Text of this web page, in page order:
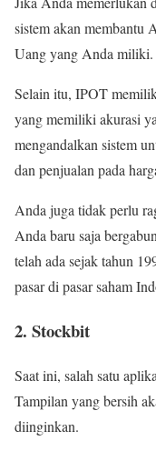
sistem akan membantu
Uang yang Anda miliki.
Selain itu, IPOT
yang memiliki akurasi
mengandalkan sistem
dan penjualan pada
Anda juga tidak perlu
Anda baru saja
telah ada sejak tahun
pasar di pasar saham
2. Stockbit
Saat ini, salah satu
Tampilan yang bersih
diinginkan.